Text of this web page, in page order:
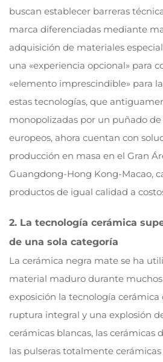
buscan establecer barreras
marca diferenciadas mediante
adquisición de materiales
una «experiencia opcional» para
«elemento imprescindible» para
estas tecnologías, que
monopolizadas por un puñado
europeos, ahora cuentan con
producción en masa en el Gran
Guangdong-Hong Kong-Macao,
productos de igual calidad a
2. La tecnología cerámica
de una sola categoría
La cerámica negra mate se ha
material maduro durante muchos
exposición la tecnología cerámica
ruptura integral y una explosión
cerámicas blancas, las cerámicas
las pulseras totalmente